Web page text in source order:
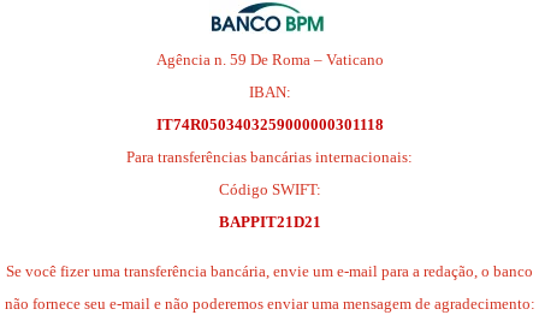
Agência n. 59 De Roma – Vaticano
IBAN:
IT74R0503403259000000301118
Para transferências bancárias internacionais:
Código SWIFT:
BAPPIT21D21
Se você fizer uma transferência bancária, envie um e-mail para a redação, o banco
não fornece seu e-mail e não poderemos enviar uma mensagem de agradecimento: